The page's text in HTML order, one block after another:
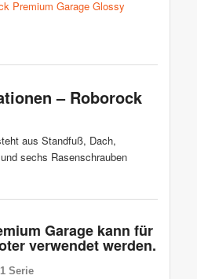
Premium Garage Glossy
– Roborock
aus Standfuß, Dach,
sechs Rasenschrauben
Garage kann für
verwendet werden.
Serie